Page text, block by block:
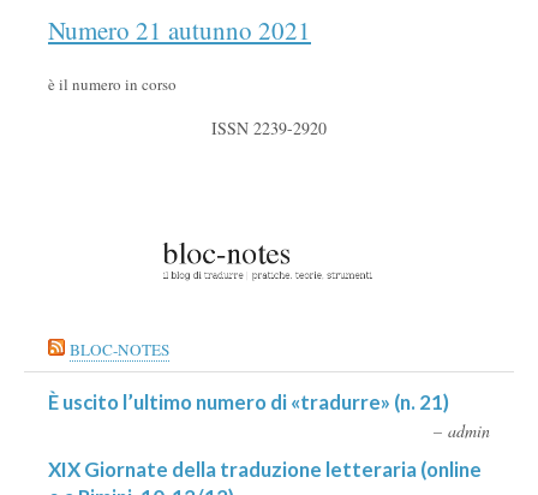
Numero 21 autunno 2021
è il numero in corso
ISSN 2239-2920
BLOC-NOTES
È uscito l’ultimo numero di «tradurre» (n. 21)
admin
XIX Giornate della traduzione letteraria (online